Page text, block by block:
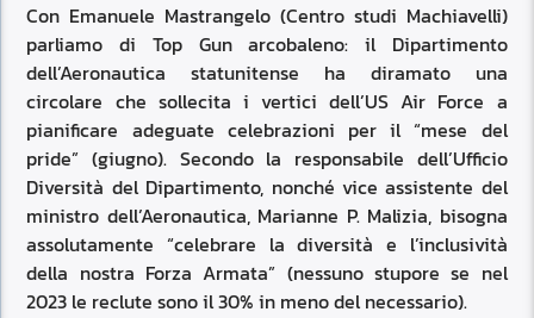
Con Emanuele Mastrangelo (Centro studi Machiavelli)
parliamo di Top Gun arcobaleno: il Dipartimento
dell’Aeronautica statunitense ha diramato una
circolare che sollecita i vertici dell’US Air Force a
pianificare adeguate celebrazioni per il “mese del
pride” (giugno). Secondo la responsabile dell’Ufficio
Diversità del Dipartimento, nonché vice assistente del
ministro dell’Aeronautica, Marianne P. Malizia, bisogna
assolutamente “celebrare la diversità e l’inclusività
della nostra Forza Armata” (nessuno stupore se nel
2023 le reclute sono il 30% in meno del necessario).